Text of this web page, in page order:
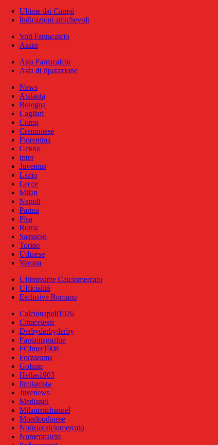
Ultime dai Campi
Indicazioni amichevoli
Voti Fantacalcio
Assist
Asta Fantacalcio
Asta di riparazione
News
Atalanta
Bologna
Cagliari
Como
Cremonese
Fiorentina
Genoa
Inter
Juventus
Lazio
Lecce
Milan
Napoli
Parma
Pisa
Roma
Sassuolo
Torino
Udinese
Verona
Ultimissime Calciomercato
Ufficialità
Esclusive Romano
Calcionapoli1926
Cittaceleste
Derbyderbyderby
Fantamagazine
FCInter1908
Forzaroma
Golssip
Hellas1903
Ilmilanista
Juvenews
Mediagol
Milanistichannel
Mondoudinese
Notiziecalciomercato
Numericalcio